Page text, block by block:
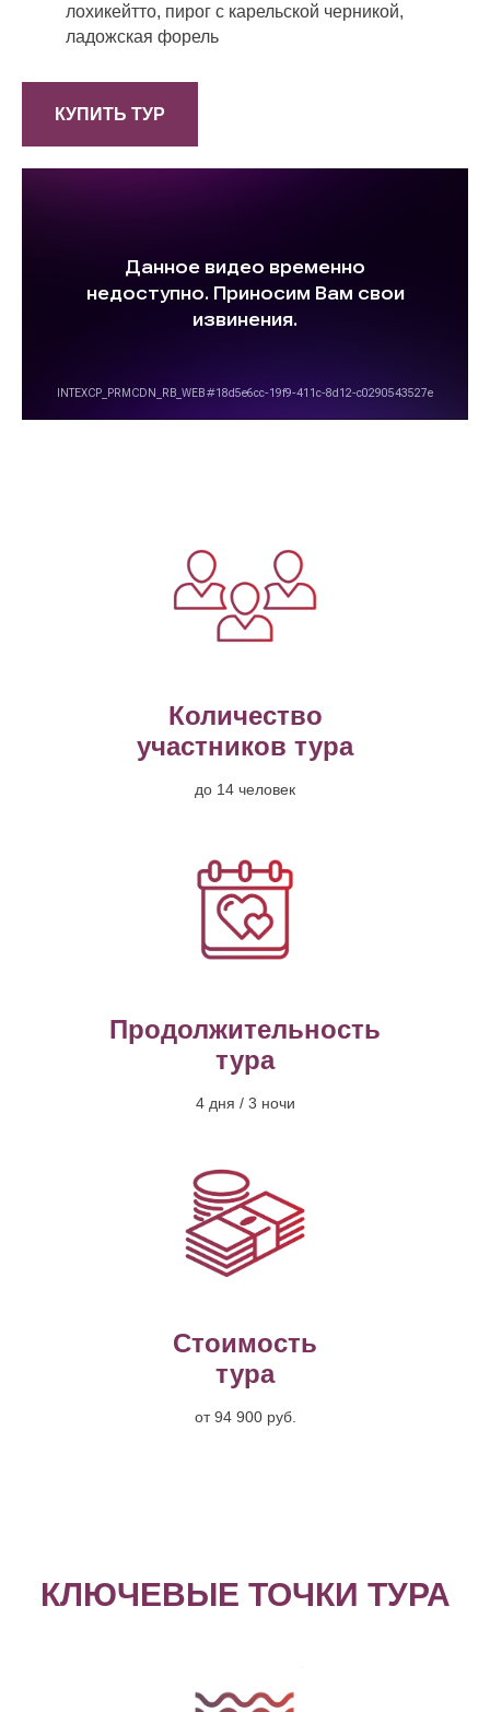
лохикейтто, пирог с карельской черникой,
ладожская форель
КУПИТЬ ТУР
Количество
участников тура
до 14 человек
Продолжительность
тура
4 дня / 3 ночи
Стоимость
тура
от 94 900 руб.
КЛЮЧЕВЫЕ ТОЧКИ ТУРА